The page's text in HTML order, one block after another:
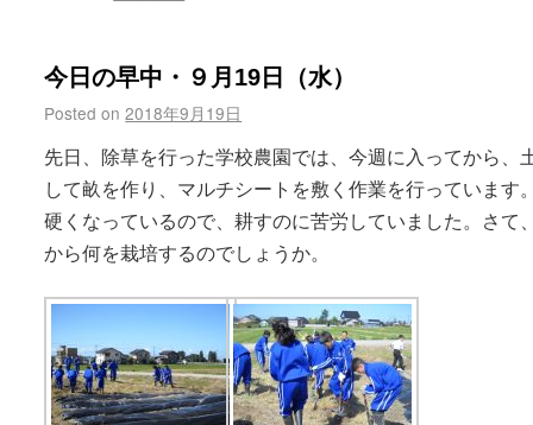
今日の早中・９月19日（水）
Posted on 2018年9月19日
先日、除草を行った学校農園では、今週に入ってから、
して畝を作り、マルチシートを敷く作業を行っています
硬くなっているので、耕すのに苦労していました。さて
から何を栽培するのでしょうか。